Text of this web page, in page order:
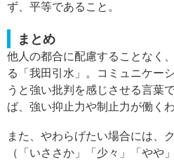
ず、平等であること。
まとめ
他人の都合に配慮することなく
る「我田引水」。コミュニケー
うと強い批判を感じさせる言葉
ば、強い抑止力や制止力が働く
また、やわらげたい場合には、
（「いささか」「少々」「やや